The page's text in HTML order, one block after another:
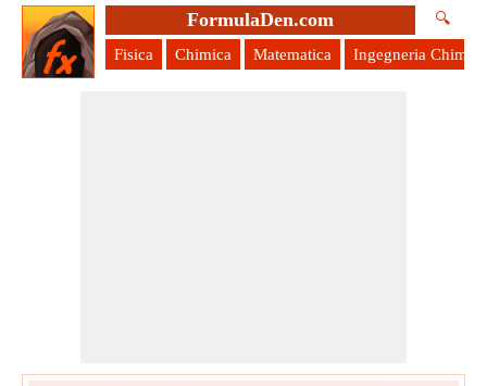
FormulaDen.com 🔍
Fisica Chimica Matematica Ingegneria Chimica